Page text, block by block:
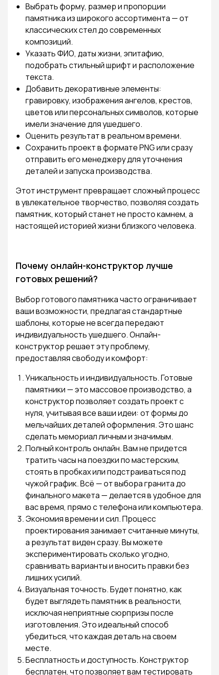
Выбрать форму, размер и пропорции
памятника из широкого ассортимента — от
классических стел до современных
композиций.
Указать ФИО, даты жизни, эпитафию,
подобрать стильный шрифт и расположение
текста.
Добавить декоративные элементы:
гравировку, изображения ангелов, крестов,
цветов или персональных символов, которые
имели значение для ушедшего.
Оценить результат в реальном времени.
Сохранить проект в формате PNG или сразу
отправить его менеджеру для уточнения
деталей и запуска производства.
Этот инструмент превращает сложный процесс
в увлекательное творчество, позволяя создать
памятник, который станет не просто камнем, а
настоящей историей жизни близкого человека.
Почему онлайн-конструктор лучше
готовых решений?
Выбор готового памятника часто ограничивает
ваши возможности, предлагая стандартные
шаблоны, которые не всегда передают
индивидуальность ушедшего. Онлайн-
конструктор решает эту проблему,
предоставляя свободу и комфорт:
Уникальность и индивидуальность. Готовые
памятники — это массовое производство, а
конструктор позволяет создать проект с
нуля, учитывая все ваши идеи: от формы до
мельчайших деталей оформления. Это шанс
сделать мемориал личным и значимым.
Полный контроль онлайн. Вам не придется
тратить часы на поездки по мастерским,
стоять в пробках или подстраиваться под
чужой график. Всё — от выбора гранита до
финального макета — делается в удобное для
вас время, прямо с телефона или компьютера.
Экономия времени и сил. Процесс
проектирования занимает считанные минуты,
а результат виден сразу. Вы можете
экспериментировать сколько угодно,
сравнивать варианты и вносить правки без
лишних усилий.
Визуальная точность. Будет понятно, как
будет выглядеть памятник в реальности,
исключая неприятные сюрпризы после
изготовления. Это идеальный способ
убедиться, что каждая деталь на своем
месте.
Бесплатность и доступность. Конструктор
бесплатен, что позволяет вам тестировать